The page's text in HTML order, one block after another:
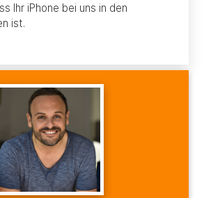
Ihr iPhone bei uns in den
ist.